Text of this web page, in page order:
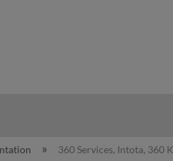
360 Services, Intota, 360